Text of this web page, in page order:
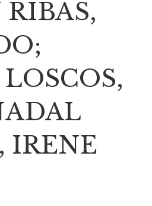
IRENE